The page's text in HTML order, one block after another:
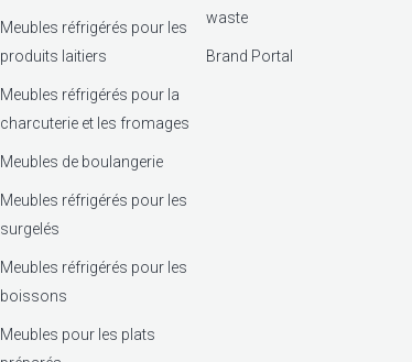
Meubles réfrigérés pour les
produits laitiers
Meubles réfrigérés pour la
charcuterie et les fromages
Meubles de boulangerie
Meubles réfrigérés pour les
surgelés
Meubles réfrigérés pour les
boissons
Meubles pour les plats
waste
Brand Portal